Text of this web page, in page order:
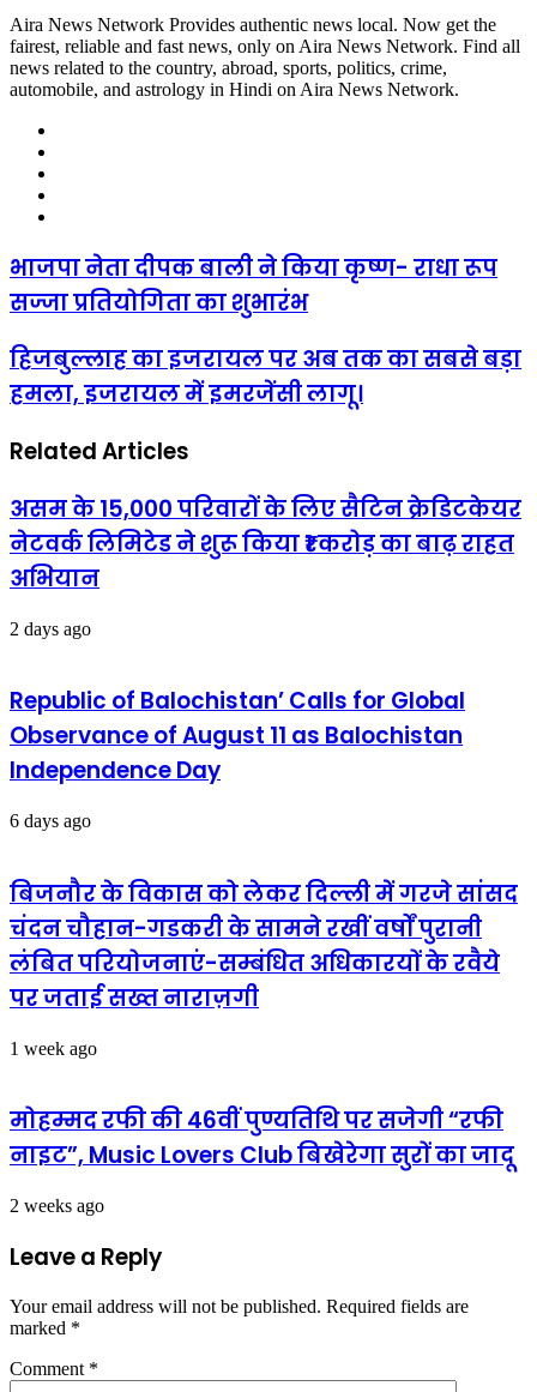
Aira News Network Provides authentic news local. Now get the
fairest, reliable and fast news, only on Aira News Network. Find all
news related to the country, abroad, sports, politics, crime,
automobile, and astrology in Hindi on Aira News Network.
भाजपा
नेता
दीपक
ने
किया
कृष्ण-
राधा
सज्जा
का
शुभारंभ
भाजपा नेता दीपक बाली ने किया कृष्ण- राधा रूप
सज्जा प्रतियोगिता का शुभारंभ
हिजबुल्लाह
का
इजरायल
अब
तक
सबसे
बड़ा
हमला,
इजरायल
में
लागू।
हिजबुल्लाह का इजरायल पर अब तक का सबसे बड़ा
हमला, इजरायल में इमरजेंसी लागू।
Related Articles
असम के 15,000 परिवारों के लिए सैटिन क्रेडिटकेयर
नेटवर्क लिमिटेड ने शुरू किया ₹1 करोड़ का बाढ़ राहत
अभियान
2 days ago
Republic of Balochistan’ Calls for Global
Observance of August 11 as Balochistan
Independence Day
6 days ago
बिजनौर के विकास को लेकर दिल्ली में गरजे सांसद
चंदन चौहान-गडकरी के सामने रखीं वर्षों पुरानी
लंबित परियोजनाएं-सम्बंधित अधिकारयों के रवैये
पर जताई सख्त नाराज़गी
1 week ago
मोहम्मद रफी की 46वीं पुण्यतिथि पर सजेगी “रफी
नाइट”, Music Lovers Club बिखेरेगा सुरों का जादू
2 weeks ago
Leave a Reply
Your email address will not be published. Required fields are
marked *
Comment *